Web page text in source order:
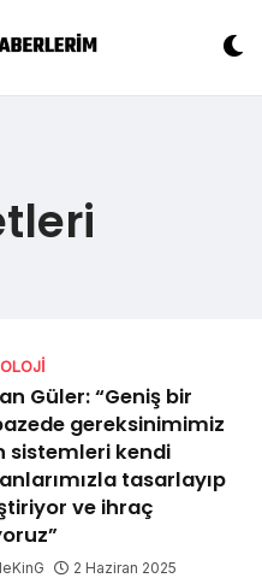
Güler: “Geniş bir
gereksinimimiz
sistemleri kendi
tasarlayıp
ve ihraç
2 Haziran 2025